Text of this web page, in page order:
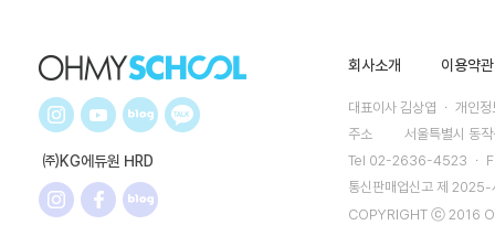
㈜KG에듀원 HRD
회사소개 이용약관
대표이사 김상엽 ㆍ 개인
주소
서울특별시 동
Tel 02-2636-4523 ㆍ
통신판매업신고 제
COPYRIGHT ⓒ 2016